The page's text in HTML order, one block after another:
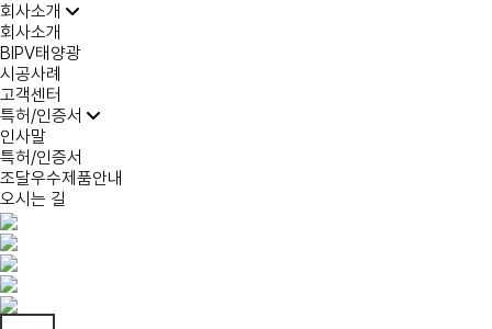
회사소개
회사소개
BIPV태양광
시공사례
고객센터
특허/인증서
인사말
특허/인증서
조달우수제품안내
오시는 길